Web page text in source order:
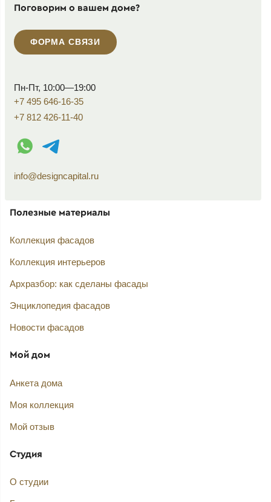
Поговорим о вашем доме?
ФОРМА СВЯЗИ
Пн-Пт, 10:00—19:00
+7 495 646-16-35
+7 812 426-11-40
WhatsApp контакт
Telegram контакт
info@designcapital.ru
Полезные материалы
Коллекция фасадов
Коллекция интерьеров
Архразбор: как сделаны фасады
Энциклопедия фасадов
Новости фасадов
Мой дом
Анкета дома
Моя коллекция
Мой отзыв
Студия
О студии